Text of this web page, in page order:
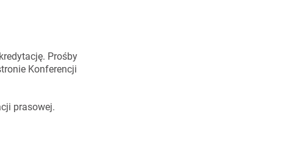
Prośby
Konferencji
prasowej.